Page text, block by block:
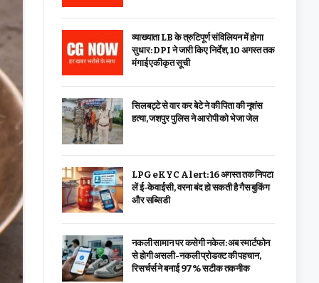
व्याख्याता LB के त्रुटिपूर्ण संविलियन में होगा
सुधार: DPI ने जारी किए निर्देश, 10 अगस्त तक
मंगाई एकीकृत सूची
सिलबट्टे से वार कर बेटे ने की पिता की नृशंस
हत्या, जशपुर पुलिस ने आरोपी को भेजा जेल
LPG eKYC Alert: 16 अगस्त तक निपटा
लें ई-केवाईसी, वरना बंद हो सकती है गैस बुकिंग
और सब्सिडी
नकली सामान पर कसेगी नकेल: अब स्मार्टफोन
से होगी असली-नकली प्रोडक्ट की पहचान,
रिसर्चर्स ने बनाई 97% सटीक तकनीक